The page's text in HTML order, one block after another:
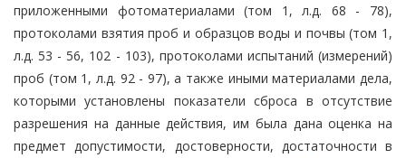
приложенными фотоматериалами (том 1, л.д. 68 - 78),
протоколами взятия проб и образцов воды и почвы (том 1,
л.д. 53 - 56, 102 - 103), протоколами испытаний (измерений)
проб (том 1, л.д. 92 - 97), а также иными материалами дела,
которыми установлены показатели сброса в отсутствие
разрешения на данные действия, им была дана оценка на
предмет допустимости, достоверности, достаточности в